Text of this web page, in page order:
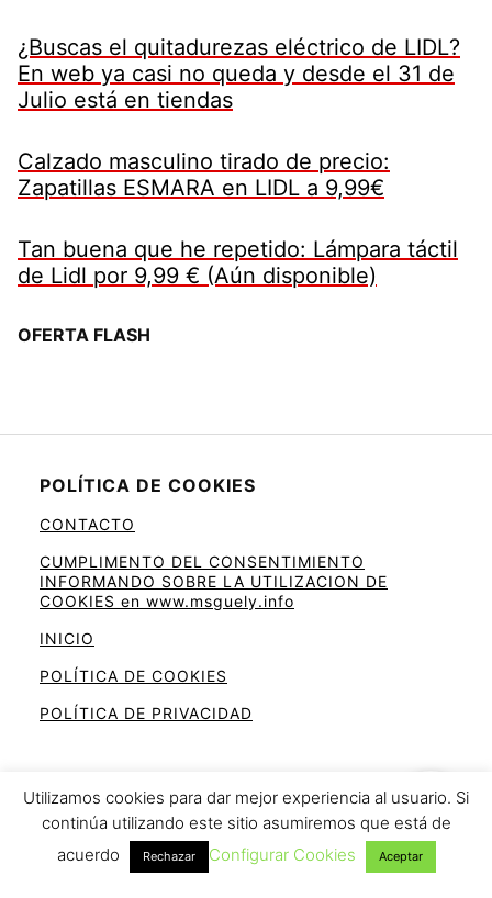
¿Buscas el quitadurezas eléctrico de LIDL?
En web ya casi no queda y desde el 31 de
Julio está en tiendas
Calzado masculino tirado de precio:
Zapatillas ESMARA en LIDL a 9,99€
Tan buena que he repetido: Lámpara táctil
de Lidl por 9,99 € (Aún disponible)
OFERTA FLASH
POLÍTICA DE COOKIES
CONTACTO
CUMPLIMENTO DEL CONSENTIMIENTO
INFORMANDO SOBRE LA UTILIZACION DE
COOKIES en www.msguely.info
INICIO
POLÍTICA DE COOKIES
POLÍTICA DE PRIVACIDAD
Ahorra en la cesta de la compra
Utilizamos cookies para dar mejor experiencia al usuario. Si
continúa utilizando este sitio asumiremos que está de
acuerdo
Rechazar Configurar Cookies Aceptar